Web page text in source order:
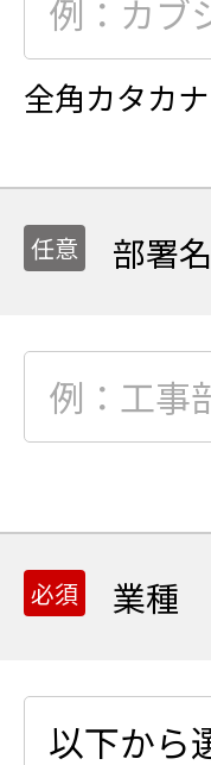
全角カタカナ
部署名
業種